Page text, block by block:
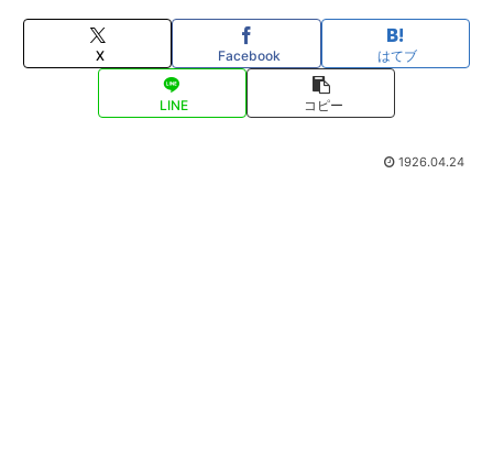
X Facebook はてブ
LINE コピー
1926.04.24